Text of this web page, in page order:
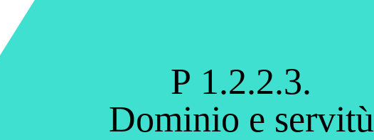
P 1.2.2.3.
Dominio e servitù